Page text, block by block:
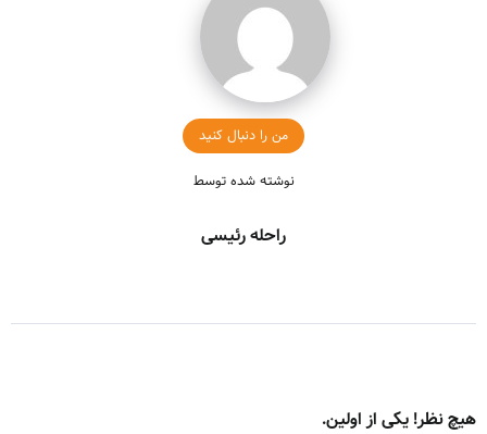
من را دنبال کنید
نوشته شده توسط
راحله رئیسی
هیچ نظر! یکی از اولین.